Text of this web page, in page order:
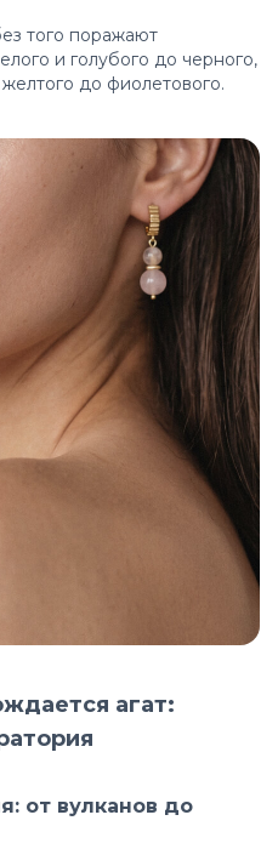
того поражают
и голубого до черного,
до фиолетового.
агат:
от вулканов до